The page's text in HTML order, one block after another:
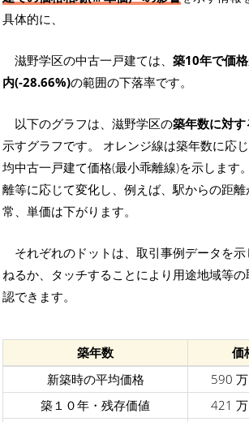
具体的に、
滋野学区の中古一戸建ては、 築10年で価
内(-28.66%)の範囲の下落率です。
以下のグラフは、滋野学区の築年数に対
示すグラフです。 オレンジ線は築年数に応
均中古一戸建て価格(最小乖離線)を示します
離等に応じて変化し、例えば、駅からの距
常、単価は下がります。
それぞれのドットは、取引事例データを
ねるか、タッチすることにより用途地域等
認できます。
築年数 価
新築時の平均価格
590
築１０年・残存価値
421